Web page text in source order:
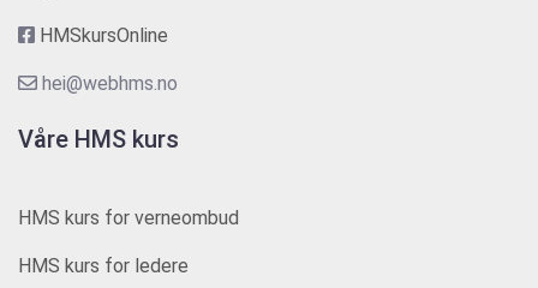
HMSkursOnline
hei@webhms.no
Våre HMS kurs
HMS kurs for verneombud
HMS kurs for ledere